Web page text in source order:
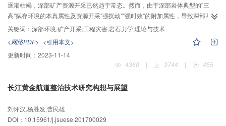
逐渐枯竭，深部矿产资源开采已然趋于常态。然而，由于深部岩体典型的"三
高"赋存环境的本真属性及资源开采"强扰动""强时效"的附加属性，导致深部高能
级、大体量的工程灾害频发，机理不清，难以预测和有效控制，传统岩石力学
和开采理论在深部适用性方面存在争议。其根本原因在于，现有岩石力学理论
都建立在基于静态研究视角的材料力学的基础上，已滞后于人类岩土工程实践
活动，与深度不相关、与工程活动不相关、与深部原位环境不相关，亟需发展
考虑深部原位状态和开采扰动的深部岩体力学新理论、新方法，破解深部资源
取能力为导向，针对中国深部矿产资源开采将全面进入1 000~2 000 m阶段这一
境；2）深部岩体应力场-能量场分析、模拟与可视化；3）深部强扰动和强时效
下的多相并存多场耦合理论；4）深部资源低生态损害协同高效开采理论与技
关键词： 深部环境;矿产开采;工程灾害;岩石力学;理论与技术
<网络PDF> <引用本文>
更新时间： 2023-11-14
4360
| 3744 | 455
长江黄金航道整治技术研究构想与展望
刘怀汉,杨胜发,曹民雄
DOI：10.15961/j.jsuese.201700029